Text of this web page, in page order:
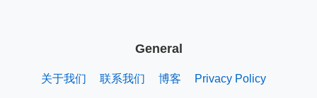
General
关于我们 联系我们 博客 Privacy Policy